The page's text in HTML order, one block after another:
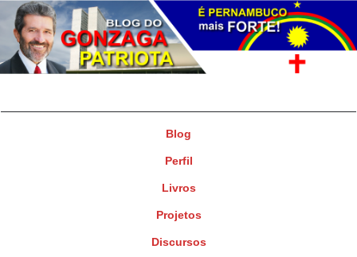
Blog
Perfil
Livros
Projetos
Discursos